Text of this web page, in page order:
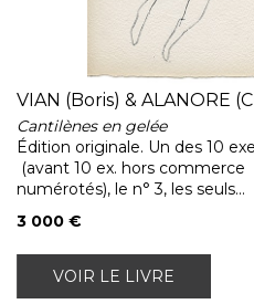
VIAN (Boris) & ALANORE
Cantilènes en gelée
Édition originale. Un des 10
(avant 10 ex. hors
numérotés), le n° 3, les seuls...
3 000 €
VOIR LE LIVRE